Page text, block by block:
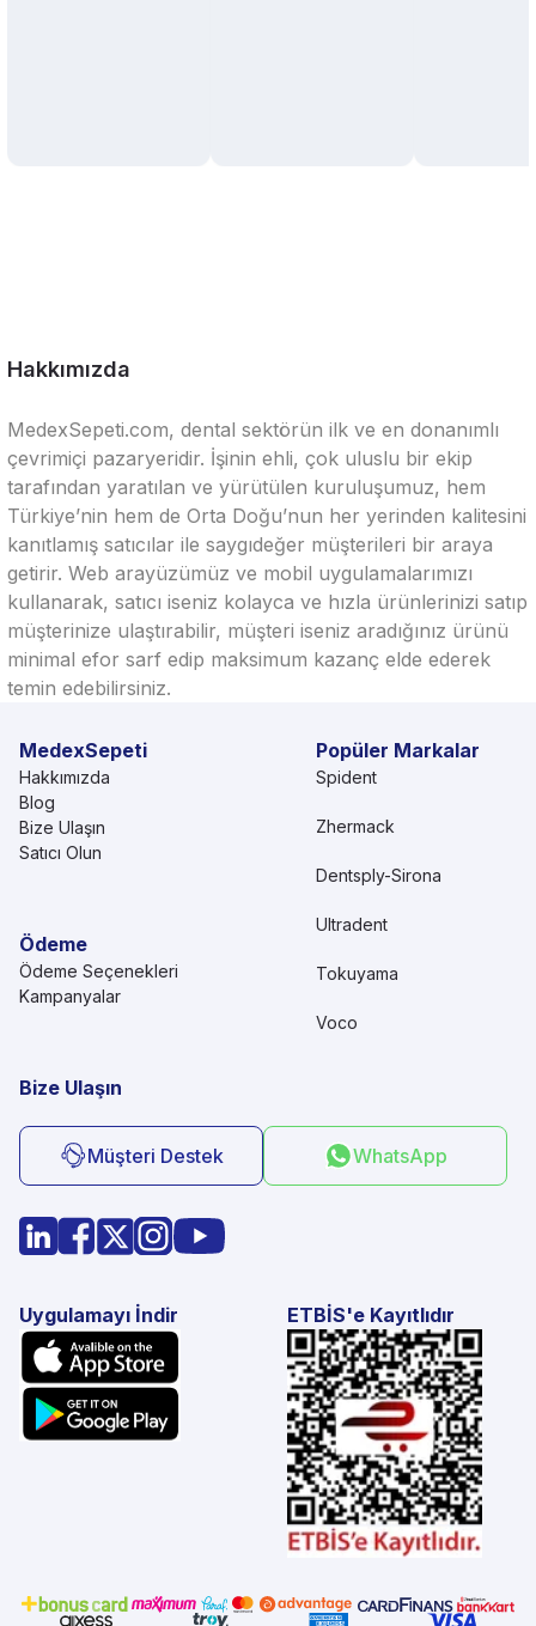
Hakkımızda
MedexSepeti.com, dental sektörün ilk ve en donanımlı
çevrimiçi pazaryeridir. İşinin ehli, çok uluslu bir ekip
tarafından yaratılan ve yürütülen kuruluşumuz, hem
Türkiye’nin hem de Orta Doğu’nun her yerinden kalitesini
kanıtlamış satıcılar ile saygıdeğer müşterileri bir araya
getirir. Web arayüzümüz ve mobil uygulamalarımızı
kullanarak, satıcı iseniz kolayca ve hızla ürünlerinizi satıp
müşterinize ulaştırabilir, müşteri iseniz aradığınız ürünü
minimal efor sarf edip maksimum kazanç elde ederek
temin edebilirsiniz.
MedexSepeti
Hakkımızda
Blog
Bize Ulaşın
Satıcı Olun
Ödeme
Ödeme Seçenekleri
Kampanyalar
Popüler Markalar
Spident
Zhermack
Dentsply-Sirona
Ultradent
Tokuyama
Voco
Bize Ulaşın
Müşteri Destek WhatsApp
Uygulamayı İndir ETBİS'e Kayıtlıdır